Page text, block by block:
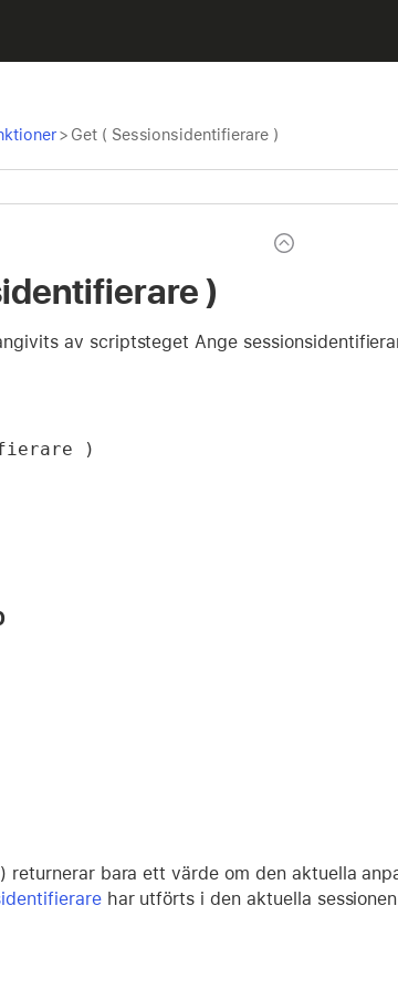
> Get ( Sessionsidentifierare )
)
av scriptsteget Ange
)
returnerar bara ett värde om den aktuella
har utförts i den aktuella